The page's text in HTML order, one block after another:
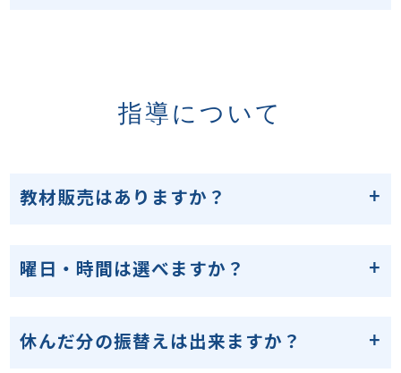
指導について
教材販売はありますか？
曜日・時間は選べますか？
休んだ分の振替えは出来ますか？